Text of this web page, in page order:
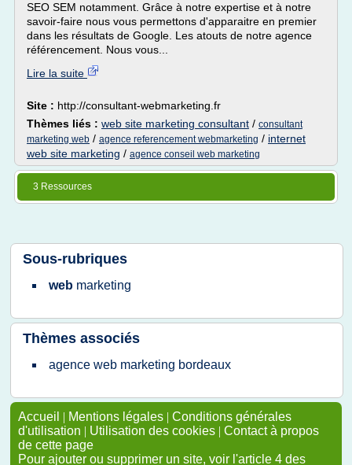
SEO SEM notamment. Grâce à notre expertise et à notre
savoir-faire nous vous permettons d'apparaitre en premier
dans les résultats de Google. Les atouts de notre agence
référencement. Nous vous...
Lire la suite
Site : http://consultant-webmarketing.fr
Thèmes liés : web site marketing consultant / consultant
marketing web / agence referencement webmarketing / internet
web site marketing / agence conseil web marketing
3 Ressources
Sous-rubriques
web marketing
Thèmes associés
agence web marketing bordeaux
Accueil | Mentions légales | Conditions générales
d'utilisation | Utilisation des cookies | Contact à propos
de cette page
Pour ajouter ou supprimer un site, voir l'article 4 des